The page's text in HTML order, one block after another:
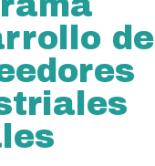
de